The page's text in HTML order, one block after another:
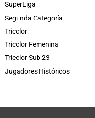
SuperLiga
Segunda Categoría
Tricolor
Tricolor Femenina
Tricolor Sub 23
Jugadores Históricos